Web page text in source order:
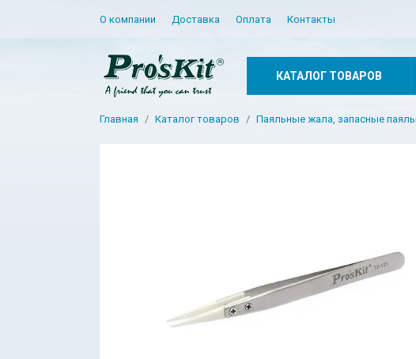
О компании Доставка Оплата Контакты
КАТАЛОГ ТОВАРОВ
Главная Каталог товаров Паяльные жала, запасные